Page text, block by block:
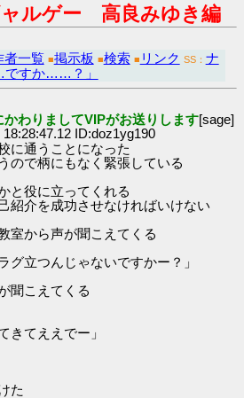
ルゲー 高良みゆき編
者一覧 ■掲示板 ■検索 ■ リンク SS： ナ
すか……？」
かわりましてVIPがお送りします[sage]
ID:doz1yg190
に通うことになった
ので柄にもなく緊張している
と役に立ってくれる
紹介を成功させなければいけない
室から声が聞こえてくる
グ立つんじゃないですかー？」
聞こえてくる
きてええでー」
た